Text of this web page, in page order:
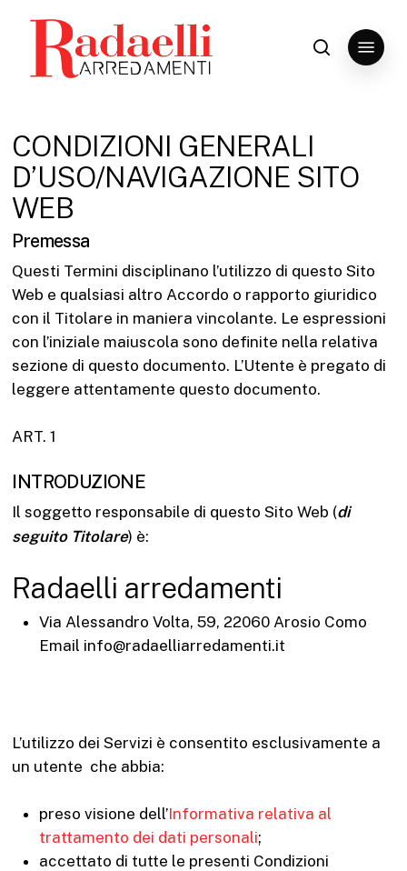
content
search
Menu
CONDIZIONI GENERALI
D’USO/NAVIGAZIONE SITO
WEB
Premessa
Questi Termini disciplinano l’utilizzo di questo Sito
Web e qualsiasi altro Accordo o rapporto giuridico
con il Titolare in maniera vincolante. Le espressioni
con l’iniziale maiuscola sono definite nella relativa
sezione di questo documento. L’Utente è pregato di
leggere attentamente questo documento.
ART. 1
INTRODUZIONE
Il soggetto responsabile di questo Sito Web (di
seguito Titolare) è:
Radaelli arredamenti
Via Alessandro Volta, 59, 22060 Arosio Como
Email info@radaelliarredamenti.it
L’utilizzo dei Servizi è consentito esclusivamente a
un utente che abbia:
preso visione dell’Informativa relativa al
trattamento dei dati personali;
accettato di tutte le presenti Condizioni
Close